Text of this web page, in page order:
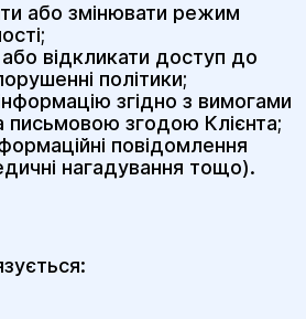
або змінювати режим
відкликати доступ до
політики;
згідно з вимогами
письмовою згодою Клієнта;
повідомлення
нагадування тощо).